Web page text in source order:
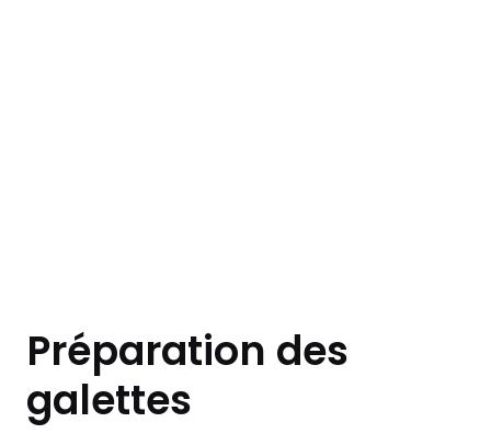
Préparation des
galettes